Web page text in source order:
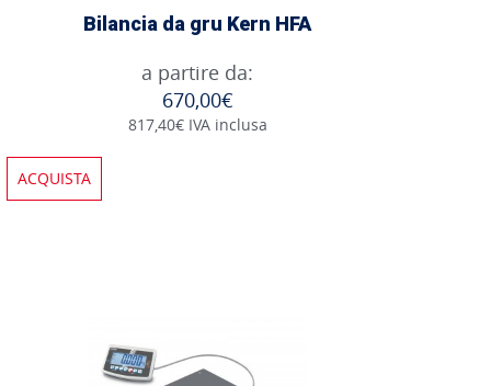
Bilancia da gru Kern HFA
a partire da:
670,00€
817,40€ IVA inclusa
ACQUISTA